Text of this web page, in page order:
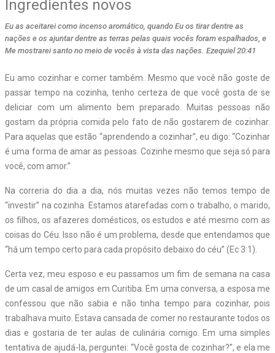
Ingredientes novos
Eu as aceitarei como incenso aromático, quando Eu os tirar dentre as
nações e os ajuntar dentre as terras pelas quais vocês foram espalhados, e
Me mostrarei santo no meio de vocês à vista das nações. Ezequiel 20:41
Eu amo cozinhar e comer também. Mesmo que você não goste de
passar tempo na cozinha, tenho certeza de que você gosta de se
deliciar com um alimento bem preparado. Muitas pessoas não
gostam da própria comida pelo fato de não gostarem de cozinhar.
Para aquelas que estão “aprendendo a cozinhar”, eu digo: “Cozinhar
é uma forma de amar as pessoas. Cozinhe mesmo que seja só para
você, com amor.”
Na correria do dia a dia, nós muitas vezes não temos tempo de
“investir” na cozinha. Estamos atarefadas com o trabalho, o marido,
os filhos, os afazeres domésticos, os estudos e até mesmo com as
coisas do Céu. Isso não é um problema, desde que entendamos que
“há um tempo certo para cada propósito debaixo do céu” (Ec 3:1).
Certa vez, meu esposo e eu passamos um fim de semana na casa
de um casal de amigos em Curitiba. Em uma conversa, a esposa me
confessou que não sabia e não tinha tempo para cozinhar, pois
trabalhava muito. Estava cansada de comer no restaurante todos os
dias e gostaria de ter aulas de culinária comigo. Em uma simples
tentativa de ajudá-la, perguntei: “Você gosta de cozinhar?”, e ela me